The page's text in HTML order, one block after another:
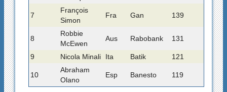
7
François
Simon
Fra Gan 139
8
Robbie
McEwen
Aus Rabobank 131
9 Nicola Minali Ita Batik 121
10
Abraham
Olano
Esp Banesto 119